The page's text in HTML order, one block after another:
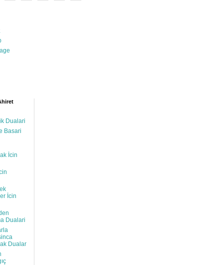
Dualari
Basari
İcin
İcin
Dualari
Dualar